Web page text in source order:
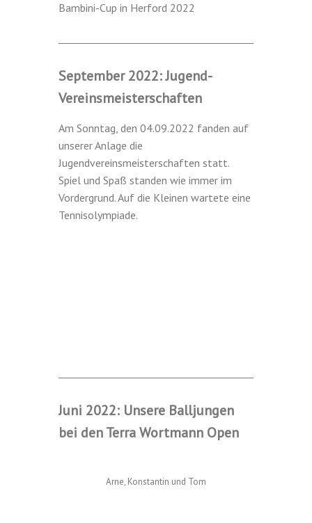
Bambini-Cup in Herford 2022
September 2022: Jugend-
Vereinsmeisterschaften
Am Sonntag, den 04.09.2022 fanden auf
unserer Anlage die
Jugendvereinsmeisterschaften statt.
Spiel und Spaß standen wie immer im
Vordergrund. Auf die Kleinen wartete eine
Tennisolympiade.
Juni 2022: Unsere Balljungen
bei den Terra Wortmann Open
Arne, Konstantin und Tom